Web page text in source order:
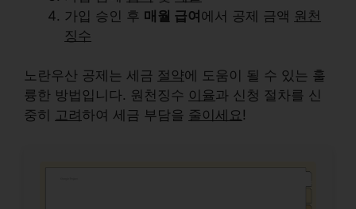
가입 승인 후 매월 급여에서 공제 금액 원천
징수
노란우산 공제는 세금 절약에 도움이 될 수 있는 훌
륭한 방법입니다. 원천징수 이율과 신청 절차를 신
중히
고려 하여 세금 부담을 줄이세요 !